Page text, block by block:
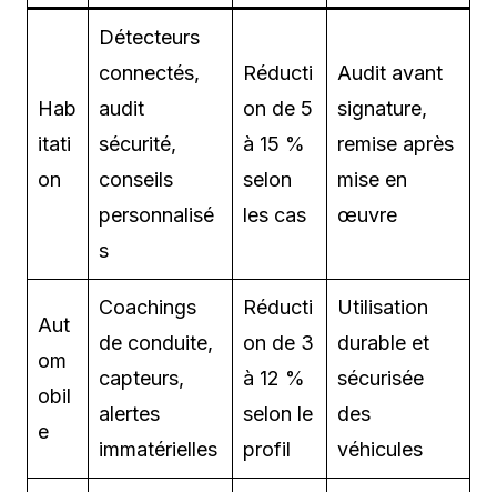
Hab
itati
on
Détecteurs
connectés,
audit
sécurité,
conseils
personnalisé
s
Réducti
on de 5
à 15 %
selon
les cas
Audit avant
signature,
remise après
mise en
œuvre
Aut
om
obil
e
Coachings
de conduite,
capteurs,
alertes
immatérielles
Réducti
on de 3
à 12 %
selon le
profil
Utilisation
durable et
sécurisée
des
véhicules